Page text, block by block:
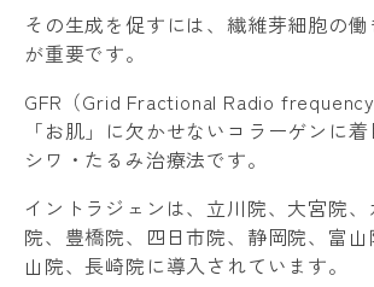
その生成を促すには、繊維芽細胞の働
が重要です。
GFR（Grid Fractional Radio
「お肌」に欠かせないコラーゲンに
シワ・たるみ治療法です。
イントラジェンは、立川院、大宮院
院、豊橋院、四日市院、静岡院、富
山院、長崎院に導入されています。